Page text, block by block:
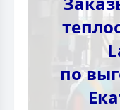
по